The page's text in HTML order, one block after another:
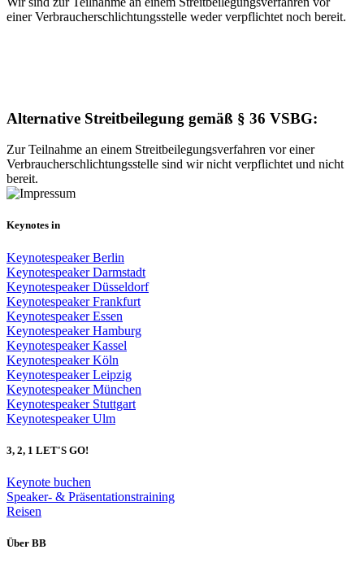
einer Verbraucherschlichtungsstelle weder verpflichtet noch bereit.
Alternative Streitbeilegung gemäß § 36 VSBG:
Zur Teilnahme an einem Streitbeilegungsverfahren vor einer
Verbraucherschlichtungsstelle sind wir nicht verpflichtet und nicht
bereit.
Keynotes in
Keynotespeaker Berlin
Keynotespeaker Darmstadt
Keynotespeaker Düsseldorf
Keynotespeaker Frankfurt
Keynotespeaker Essen
Keynotespeaker Hamburg
Keynotespeaker Kassel
Keynotespeaker Köln
Keynotespeaker Leipzig
Keynotespeaker München
Keynotespeaker Stuttgart
Keynotespeaker Ulm
3, 2, 1 LET'S GO!
Keynote buchen
Speaker- & Präsentationstraining
Reisen
Über BB